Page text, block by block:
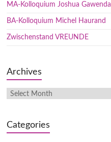
MA-Kolloquium Joshua Gawenda
BA-Kolloquium Michel Haurand
Zwischenstand VREUNDE
Archives
Categories